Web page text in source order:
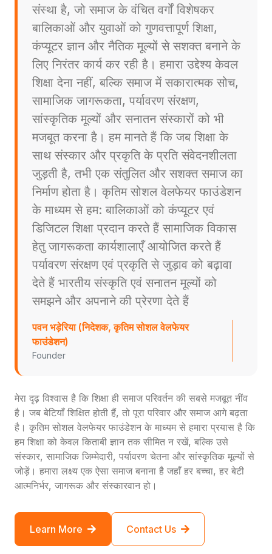
संस्था है, जो समाज के वंचित वर्गों विशेषकर
बालिकाओं और युवाओं को गुणवत्तापूर्ण शिक्षा,
कंप्यूटर ज्ञान और नैतिक मूल्यों से सशक्त बनाने के
लिए निरंतर कार्य कर रही है। हमारा उद्देश्य केवल
शिक्षा देना नहीं, बल्कि समाज में सकारात्मक सोच,
सामाजिक जागरूकता, पर्यावरण संरक्षण,
सांस्कृतिक मूल्यों और सनातन संस्कारों को भी
मजबूत करना है। हम मानते हैं कि जब शिक्षा के
साथ संस्कार और प्रकृति के प्रति संवेदनशीलता
जुड़ती है, तभी एक संतुलित और सशक्त समाज का
निर्माण होता है। कृतिम सोशल वेलफेयर फाउंडेशन
के माध्यम से हम: बालिकाओं को कंप्यूटर एवं
डिजिटल शिक्षा प्रदान करते हैं सामाजिक विकास
हेतु जागरूकता कार्यशालाएँ आयोजित करते हैं
पर्यावरण संरक्षण एवं प्रकृति से जुड़ाव को बढ़ावा
देते हैं भारतीय संस्कृति एवं सनातन मूल्यों को
समझने और अपनाने की प्रेरणा देते हैं
पवन भड़ेरिया (निदेशक, कृतिम सोशल वेलफेयर
फाउंडेशन)
Founder
मेरा दृढ़ विश्वास है कि शिक्षा ही समाज परिवर्तन की सबसे मजबूत नींव
है। जब बेटियाँ शिक्षित होती हैं, तो पूरा परिवार और समाज आगे बढ़ता
है। कृतिम सोशल वेलफेयर फाउंडेशन के माध्यम से हमारा प्रयास है कि
हम शिक्षा को केवल किताबी ज्ञान तक सीमित न रखें, बल्कि उसे
संस्कार, सामाजिक जिम्मेदारी, पर्यावरण चेतना और सांस्कृतिक मूल्यों से
जोड़ें। हमारा लक्ष्य एक ऐसा समाज बनाना है जहाँ हर बच्चा, हर बेटी
आत्मनिर्भर, जागरूक और संस्कारवान हो।
Learn More Contact Us